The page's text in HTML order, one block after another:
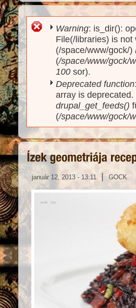
Hibaüzenet
Warning: is_dir():
File(/libraries) is
(/space/www/gock/)
(/space/www/gock/
100 sor).
Deprecated function
array is
drupal_get_feeds()
(/space/www/gock/
január 12, 2013 - 13:11 | GOCK